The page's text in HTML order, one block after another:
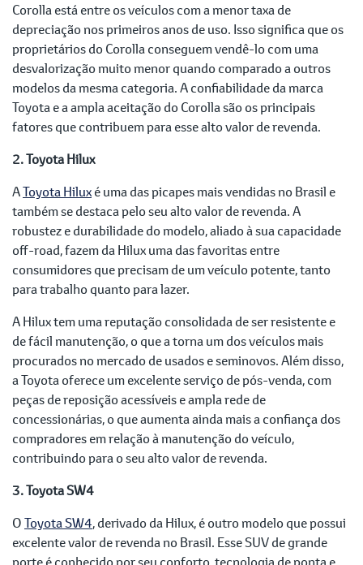
Corolla está entre os veículos com a menor taxa de
depreciação nos primeiros anos de uso. Isso significa que os
proprietários do Corolla conseguem vendê-lo com uma
desvalorização muito menor quando comparado a outros
modelos da mesma categoria. A confiabilidade da marca
Toyota e a ampla aceitação do Corolla são os principais
fatores que contribuem para esse alto valor de revenda.
2. Toyota Hilux
AToyota Hiluxé uma das picapes mais vendidas no Brasil e
também se destaca pelo seu alto valor de revenda. A
robustez e durabilidade do modelo, aliado à sua capacidade
off-road, fazem da Hilux uma das favoritas entre
consumidores que precisam de um veículo potente, tanto
para trabalho quanto para lazer.
A Hilux tem uma reputação consolidada de ser resistente e
de fácil manutenção, o que a torna um dos veículos mais
procurados no mercado de usados e seminovos. Além disso,
a Toyota oferece um excelente serviço de pós-venda, com
peças de reposição acessíveis e ampla rede de
concessionárias, o que aumenta ainda mais a confiança dos
compradores em relação à manutenção do veículo,
contribuindo para o seu alto valor de revenda.
3. Toyota SW4
OToyota SW4, derivado da Hilux, é outro modelo que possui
excelente valor de revenda no Brasil. Esse SUV de grande
porte é conhecido por seu conforto, tecnologia de ponta e